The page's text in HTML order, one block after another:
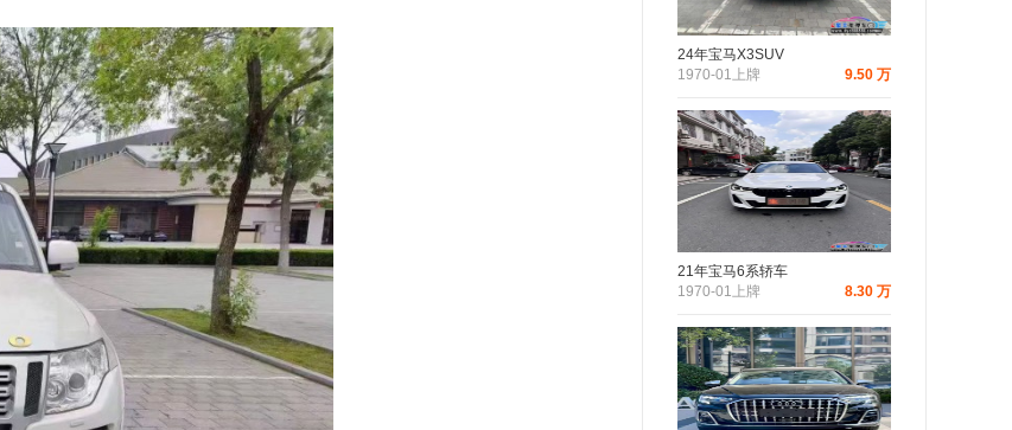
24年宝马X3SUV
1970-01上牌
9.50 万
21年宝马6系轿车
1970-01上牌
8.30 万